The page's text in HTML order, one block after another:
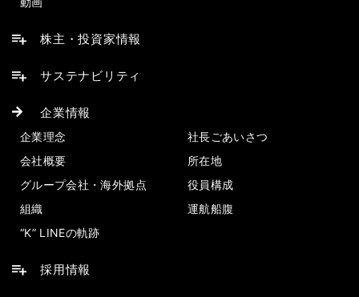
株主・投資家情報
サステナビリティ
企業情報
企業理念
社長ごあいさつ
会社概要
所在地
グループ会社・海外拠点
役員構成
組織
運航船腹
“K” LINEの軌跡
採用情報